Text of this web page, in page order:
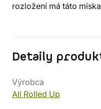
rozložení má táto
Detaily
Výrobca
All Rolled Up